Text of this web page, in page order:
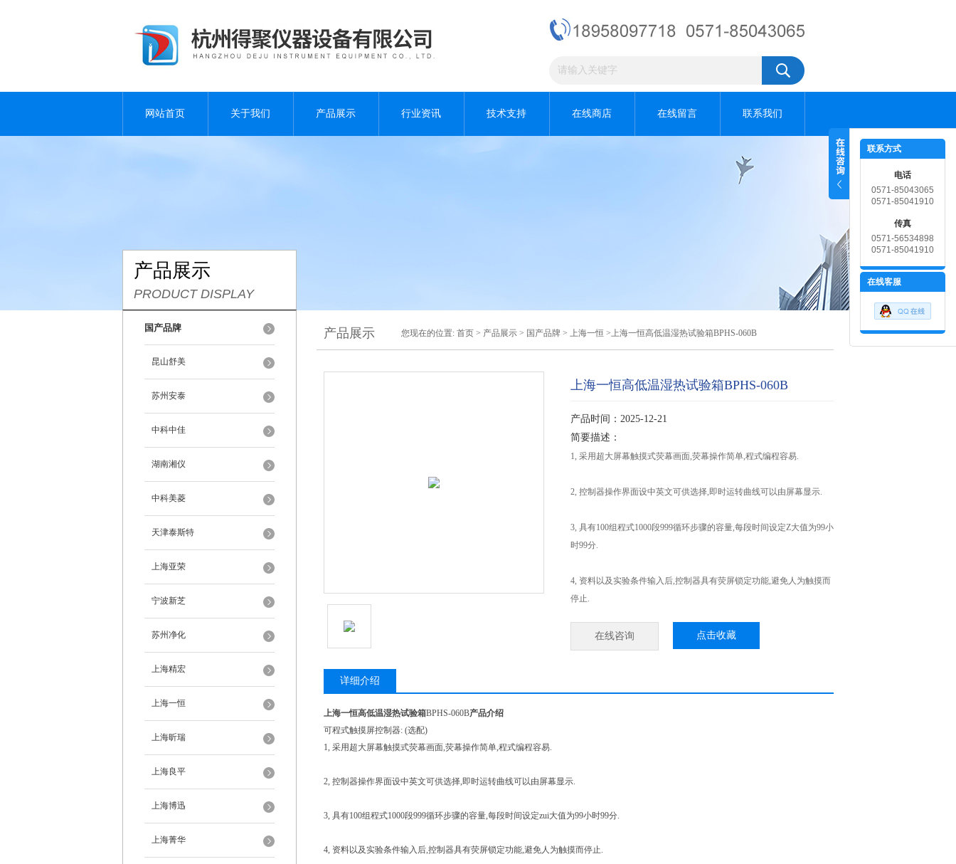
网站首页 关于我们 产品展示 行业资讯 技术支持 在线商店 在线留言 联系我们
产品展示
PRODUCT DISPLAY
国产品牌
昆山舒美
苏州安泰
中科中佳
湖南湘仪
中科美菱
天津泰斯特
上海亚荣
宁波新芝
苏州净化
上海精宏
上海一恒
上海昕瑞
上海良平
上海博迅
上海菁华
产品展示 您现在的位置: 首页 > 产品展示 > 国产品牌 > 上海一恒 >上海一恒高低温湿热试验箱BPHS-060B
上海一恒高低温湿热试验箱BPHS-060B
产品时间：2025-12-21
简要描述：
1, 采用超大屏幕触摸式荧幕画面,荧幕操作简单,程式编程容易.
2, 控制器操作界面设中英文可供选择,即时运转曲线可以由屏幕显示.
3, 具有100组程式1000段999循环步骤的容量,每段时间设定Z大值为99小
时99分.
4, 资料以及实验条件输入后,控制器具有荧屏锁定功能,避免人为触摸而
停止.
在线咨询 点击收藏
详细介绍
上海一恒高低温湿热试验箱BPHS-060B产品介绍
可程式触摸屏控制器: (选配)
1, 采用超大屏幕触摸式荧幕画面,荧幕操作简单,程式编程容易.
2, 控制器操作界面设中英文可供选择,即时运转曲线可以由屏幕显示.
3, 具有100组程式1000段999循环步骤的容量,每段时间设定zui大值为99小时99分.
4, 资料以及实验条件输入后,控制器具有荧屏锁定功能,避免人为触摸而停止.
联系方式
电话
0571-85043065
0571-85041910
传真
0571-56534898
0571-85041910
在线客服